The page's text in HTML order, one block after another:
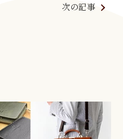
次の記事